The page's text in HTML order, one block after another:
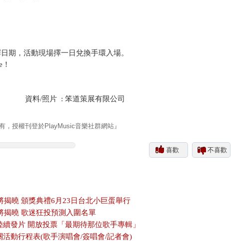
期，活動現場擇一日兌換手環入場。
料/照片 : 笨道策展有限公司
，授權刊登於PlayMusic音樂社群網站』
喜歡 不喜歡
揭曉 頒獎典禮6月23日台北小巨蛋舉行
揭曉 歌迷狂投預測入圍名單
發片 開放投票「最期待那位歌手專輯」
活動行程表(歌手演唱會/簽唱會/記者會)